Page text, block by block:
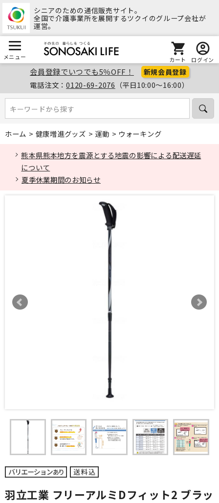
シニアのための通信販売サイト。
全国で介護事業所を展開するツクイのグループ会社が
運営。
メニュー カート ログイン
会員登録でいつでも5％OFF！ 新規会員登録
電話注文：0120-69-2076 （平日10:00～16:00）
キーワードから探す
キーワードから探す
ホーム > 健康増進グッズ > 運動 > ウォーキング
熊本県熊本地方を震源とする地震の影響による配送遅延
について
夏季休業期間のお知らせ
羽立工業 フリーアルミDフィット2 ブラッ